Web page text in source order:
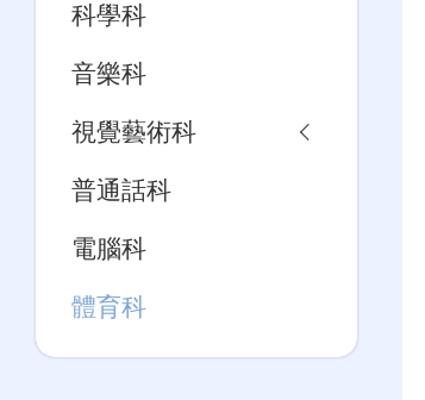
科學科
音樂科
視覺藝術科
普通話科
電腦科
體育科